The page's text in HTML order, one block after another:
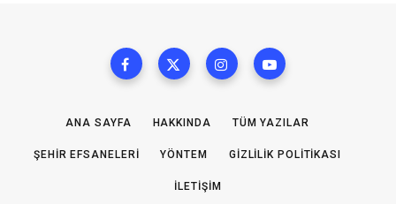
ANA SAYFA HAKKINDA TÜM YAZILAR
ŞEHIR EFSANELERI YÖNTEM GIZLILIK POLITIKASI
İLETIŞIM